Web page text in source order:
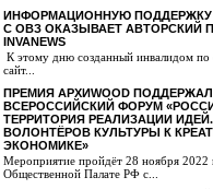
ИНФОРМАЦИОННУЮ
С ОВЗ ОКАЗЫВАЕТ АВТОРСКИЙ
INVANEWS
К этому дню созданный инвалидом по
сайт...
ПРЕМИЯ АРХИWOOD
ВСЕРОССИЙСКИЙ ФОРУМ
ТЕРРИТОРИЯ РЕАЛИЗАЦИИ
ВОЛОНТЁРОВ КУЛЬТУРЫ К
ЭКОНОМИКЕ»
Мероприятие пройдёт 28 ноября 2022
Общественной Палате РФ с...